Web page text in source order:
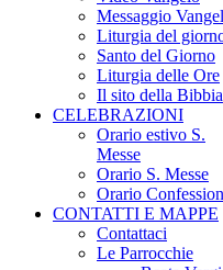
Messaggio
Liturgia del
Santo del Giorno
Liturgia delle Ore
Il sito della Bibbia
CELEBRAZIONI
Orario estivo S.
Messe
Orario S. Messe
Orario
CONTATTI E MAPPE
Contattaci
Le Parrocchie